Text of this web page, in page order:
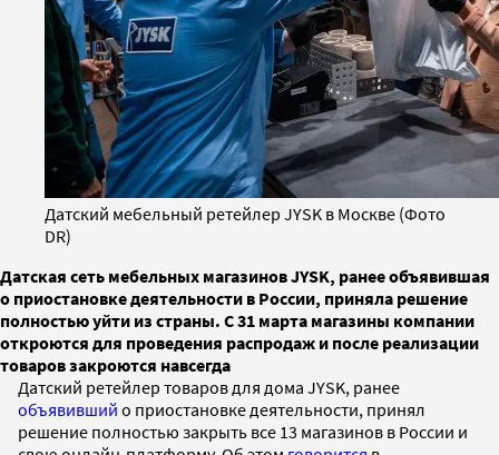
Датский мебельный ретейлер JYSK в Москве (Фото
DR)
Датская сеть мебельных магазинов JYSK, ранее объявившая
о приостановке деятельности в России, приняла решение
полностью уйти из страны. С 31 марта магазины компании
откроются для проведения распродаж и после реализации
товаров закроются навсегда
Датский ретейлер товаров для дома JYSK, ранее
объявивший о приостановке деятельности, принял
решение полностью закрыть все 13 магазинов в России и